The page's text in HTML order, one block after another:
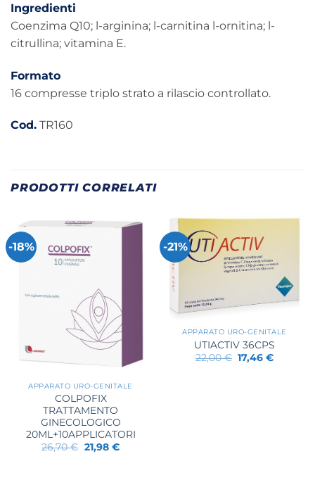
Ingredienti
Coenzima Q10; l-arginina; l-carnitina l-ornitina; l-
citrullina; vitamina E.
Formato
16 compresse triplo strato a rilascio controllato.
Cod. TR160
PRODOTTI CORRELATI
-18%
APPARATO URO-GENITALE
COLPOFIX
TRATTAMENTO
GINECOLOGICO
20ML+10APPLICATORI
26,70€ Il
prezzo
21,98 €Il
-21%
APPARATO URO-GENITALE
UTIACTIV 36CPS
22,00€ Il
prezzo
17,46€Il